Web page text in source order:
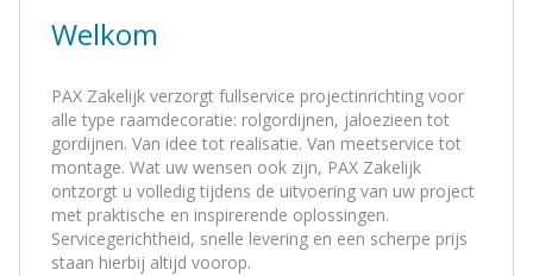
Welkom
PAX Zakelijk verzorgt fullservice projectinrichting voor
alle type raamdecoratie: rolgordijnen, jaloezieen tot
gordijnen. Van idee tot realisatie. Van meetservice tot
montage. Wat uw wensen ook zijn, PAX Zakelijk
ontzorgt u volledig tijdens de uitvoering van uw project
met praktische en inspirerende oplossingen.
Servicegerichtheid, snelle levering en een scherpe prijs
staan hierbij altijd voorop.